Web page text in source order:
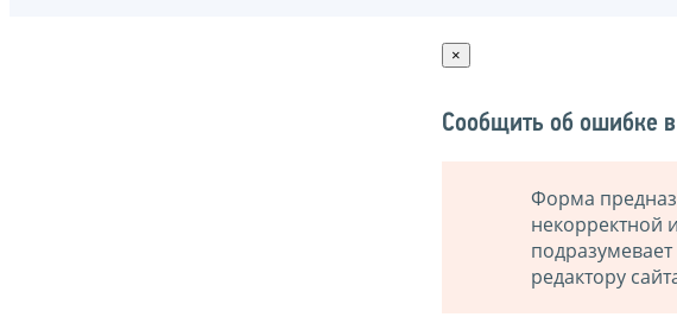
×
Сообщить об ошибке в
Форма
некорректной
редактору